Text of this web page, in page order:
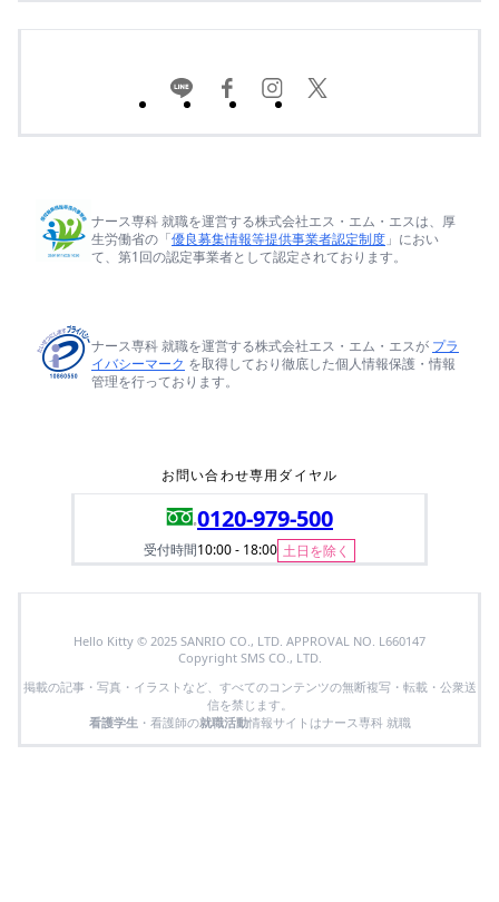
ナース専科 就職を運営する株式会社エス・エム・エスは、厚
生労働省の「優良募集情報等提供事業者認定制度 」におい
て、第1回の認定事業者として認定されております。
ナース専科 就職を運営する株式会社エス・エム・エスが プラ
イバシーマーク を取得しており徹底した個人情報保護・情報
管理を行っております。
お問い合わせ専用ダイヤル
0120-979-500
受付時間10:00 - 18:00 土日を除く
Hello Kitty © 2025 SANRIO CO., LTD. APPROVAL NO. L660147
Copyright SMS CO., LTD.
掲載の記事・写真・イラストなど、すべてのコンテンツの無断複写・転載・公衆送
信を禁じます。
看護学生 ・看護師の就職活動情報サイトはナース専科 就職